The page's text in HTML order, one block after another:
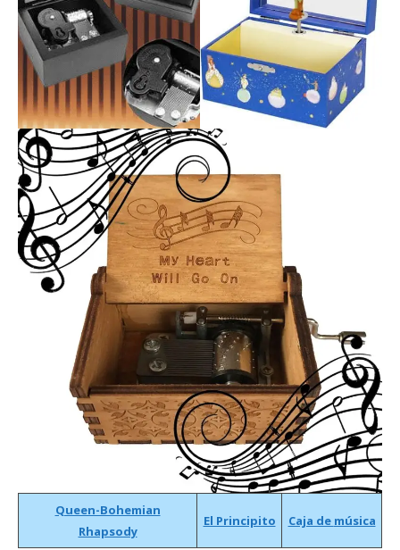
Queen-Bohemian
Rhapsody
El Principito Caja de música